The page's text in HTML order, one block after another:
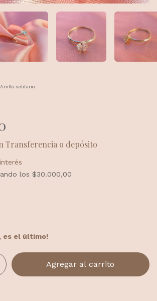
Anillo solitario
Transferencia o depósito
los $30.000,00
es el último!